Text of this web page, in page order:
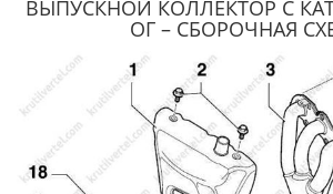
ВЫПУСКНОЙ КОЛЛЕКТОР С
ОГ – СБОРОЧНАЯ